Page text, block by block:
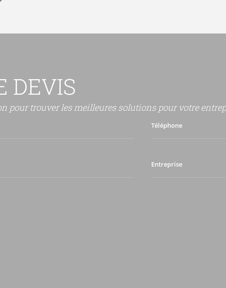
DEVIS
pour trouver les meilleures solutions pour votre
Téléphone
Entreprise